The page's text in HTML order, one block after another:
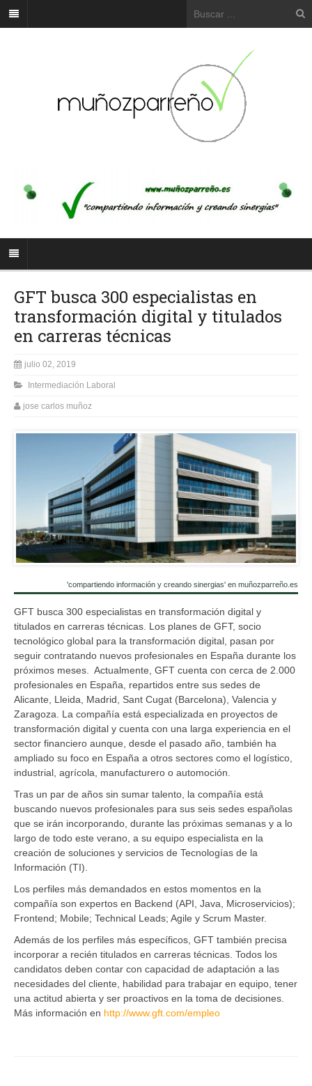
GFT busca 300 especialistas en
transformación digital y titulados
en carreras técnicas
julio 02, 2019
Intermediación Laboral
jose carlos muñoz
'compartiendo información y creando sinergias' en muñozparreño.es
GFT busca 300 especialistas en transformación digital y
titulados en carreras técnicas. Los planes de GFT, socio
tecnológico global para la transformación digital, pasan por
seguir contratando nuevos profesionales en España durante los
próximos meses. Actualmente, GFT cuenta con cerca de 2.000
profesionales en España, repartidos entre sus sedes de
Alicante, Lleida, Madrid, Sant Cugat (Barcelona), Valencia y
Zaragoza. La compañía está especializada en proyectos de
transformación digital y cuenta con una larga experiencia en el
sector financiero aunque, desde el pasado año, también ha
ampliado su foco en España a otros sectores como el logístico,
industrial, agrícola, manufacturero o automoción.
Tras un par de años sin sumar talento, la compañía está
buscando nuevos profesionales para sus seis sedes españolas
que se irán incorporando, durante las próximas semanas y a lo
largo de todo este verano, a su equipo especialista en la
creación de soluciones y servicios de Tecnologías de la
Información (TI).
Los perfiles más demandados en estos momentos en la
compañía son expertos en Backend (API, Java, Microservicios);
Frontend; Mobile; Technical Leads; Agile y Scrum Master.
Además de los perfiles más específicos, GFT también precisa
incorporar a recién titulados en carreras técnicas. Todos los
candidatos deben contar con capacidad de adaptación a las
necesidades del cliente, habilidad para trabajar en equipo, tener
una actitud abierta y ser proactivos en la toma de decisiones.
Más información en http://www.gft.com/empleo